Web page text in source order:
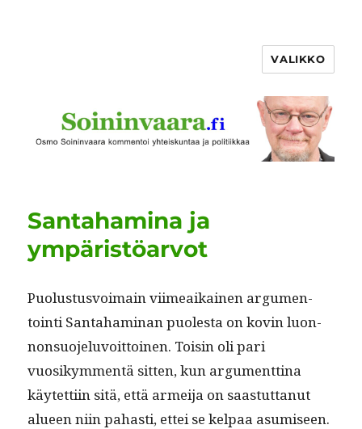
VALIKKO
Santahamina ja
ympäristöarvot
Puo­lus­tusvoimain viimeaikainen argu­men­
toin­ti San­ta­ham­i­nan puoles­ta on kovin luon­
non­suo­jelu­voit­toinen. Toisin oli pari
vuosikym­men­tä sit­ten, kun argu­ment­ti­na
käytet­ti­in sitä, että armei­ja on saas­tut­tanut
alueen niin pahasti, ettei se kel­paa asumiseen.